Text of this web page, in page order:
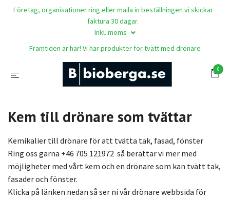
Företag, organisationer ring eller maila in beställningen vi skickar
faktura 30 dagar.
Inkl. moms
Framtiden är här! Vi har produkter för tvätt med drönare
0
Kem till drönare som tvättar
Kemikalier till drönare för att tvätta tak, fasad, fönster
Ring oss gärna +46 705 121972 så berättar vi mer med
möjligheter med vårt kem och en drönare som kan tvätt tak,
fasader och fönster.
Klicka på länken nedan så ser ni vår drönare webbsida för